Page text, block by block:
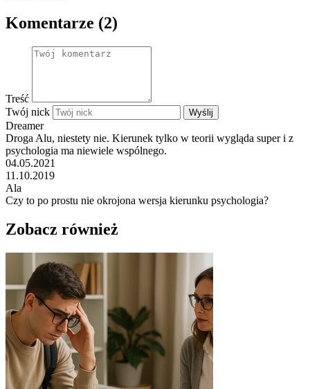
Komentarze (2)
Treść
Twój nick
Wyślij
Dreamer
Droga Alu, niestety nie. Kierunek tylko w teorii wygląda super i z
psychologia ma niewiele wspólnego.
04.05.2021
11.10.2019
Ala
Czy to po prostu nie okrojona wersja kierunku psychologia?
Zobacz również